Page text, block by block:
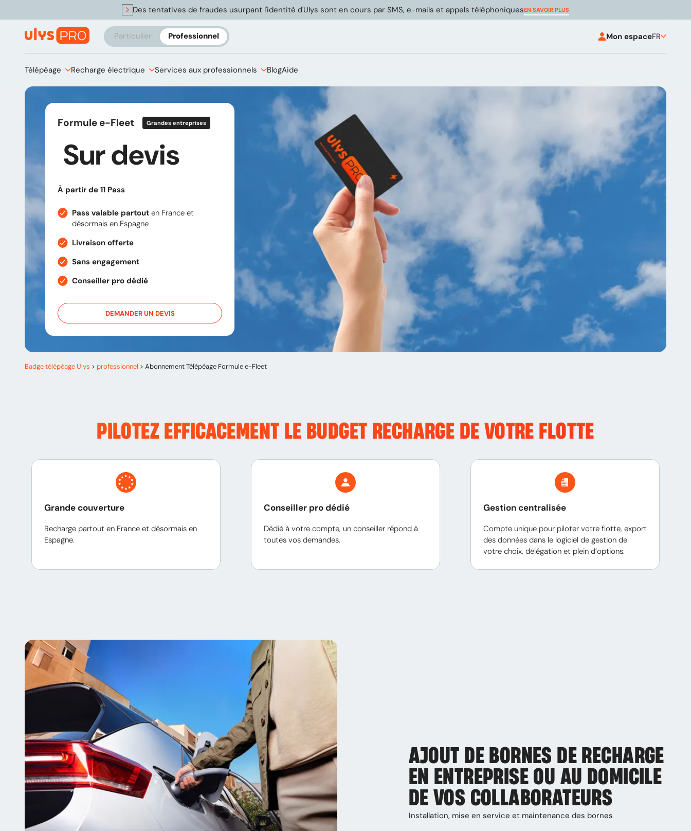
Des tentatives de fraudes usurpant l'identité d'Ulys sont en cours par SMS, e-mails et appels téléphoniquesEN SAVOIR PLUS
Particulier Professionnel Mon espaceFR
Télépéage Recharge électrique Services aux professionnels BlogAide
Formule e-Fleet Grandes entreprises
Sur devis
À partir de 11 Pass
Pass valable partouten France et
désormais en Espagne
Livraison offerte
Sans engagement
Conseiller pro dédié
DEMANDER UN DEVIS
Badge télépéage Ulys > professionnel > Abonnement Télépéage Formule e-Fleet
PILOTEZ EFFICACEMENT LE BUDGET RECHARGE DE VOTRE FLOTTE
Grande couverture
Recharge partout en France et désormais en
Espagne.
Conseiller pro dédié
Dédié à votre compte, un conseiller répond à
toutes vos demandes.
Gestion centralisée
Compte unique pour piloter votre flotte, export
des données dans le logiciel de gestion de
votre choix, délégation et plein d’options.
AJOUT DE BORNES DE RECHARGE
EN ENTREPRISE OU AU DOMICILE
DE VOS COLLABORATEURS
Installation, mise en service et maintenance des bornes